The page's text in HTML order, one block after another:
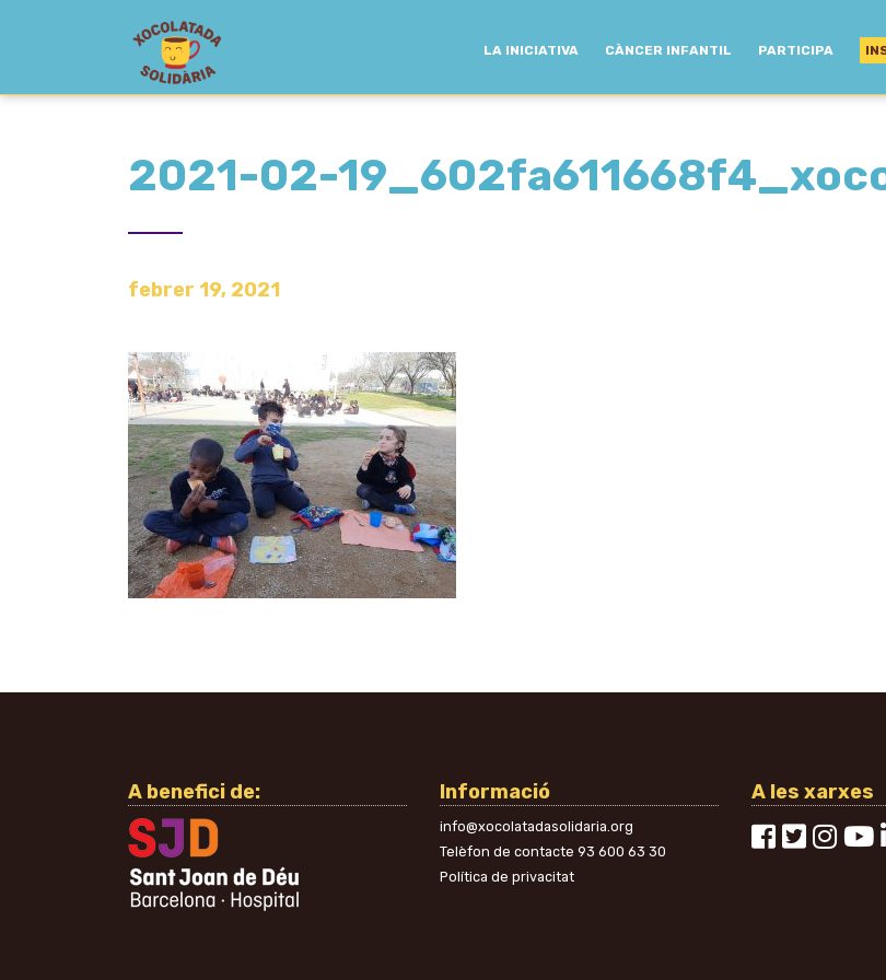
LA INICIATIVA CÀNCER INFANTIL PARTICIPA
2021-02-
febrer 19, 2021
A benefici de: Informació
info@xocolatadasolidaria.org
Telèfon de contacte 93 600 63 30
Política de privacitat
A les xarxes